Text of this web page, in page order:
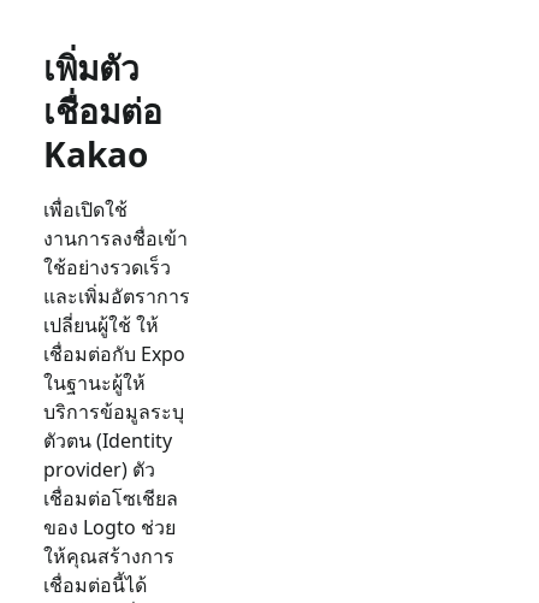
เพิ่มตัว
เชื่อมต่อ
Kakao
เพื่อเปิดใช้
งานการลงชื่อเข้า
ใช้อย่างรวดเร็ว
และเพิ่มอัตราการ
เปลี่ยนผู้ใช้ ให้
เชื่อมต่อกับ Expo
ในฐานะผู้ให้
บริการข้อมูลระบุ
ตัวตน (Identity
provider) ตัว
เชื่อมต่อโซเชียล
ของ Logto ช่วย
ให้คุณสร้างการ
เชื่อมต่อนี้ได้